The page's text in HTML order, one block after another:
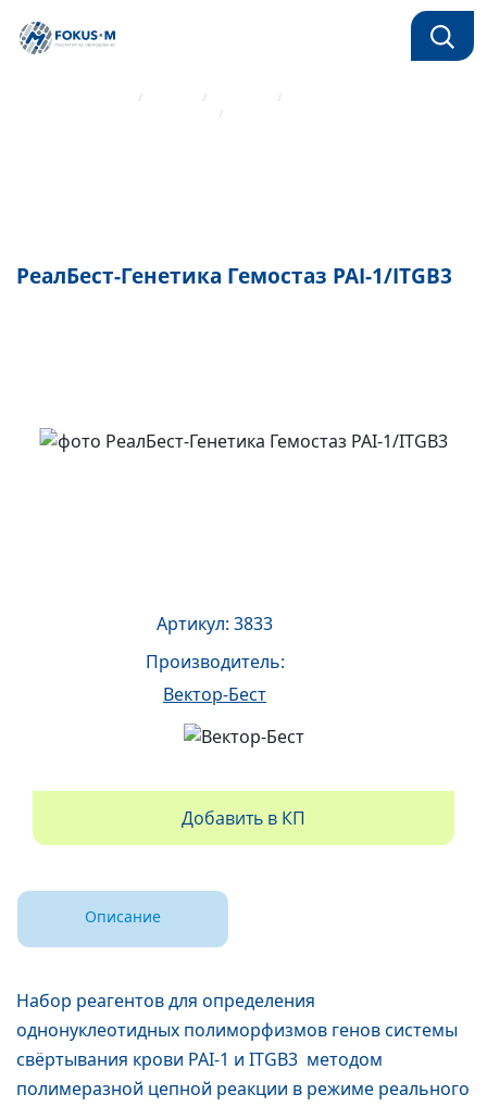
РеалБест-Генетика Гемостаз РАI-1/IТGВ3
Артикул: 3833
Производитель:
Вектор-Бест
Добавить в КП
Описание
Набор реагентов для определения
однонуклеотидных полиморфизмов генов системы
свёртывания крови РАI-1 и IТGВ3 методом
полимеразной цепной реакции в режиме реального